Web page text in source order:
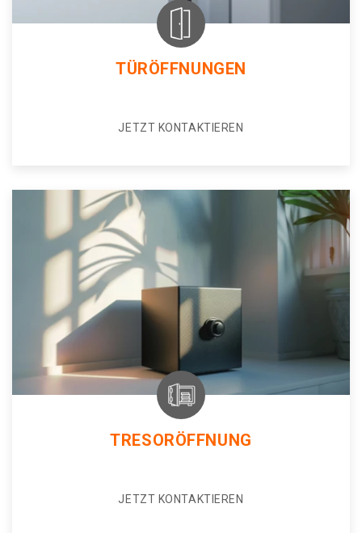
TÜRÖFFNUNGEN
JETZT KONTAKTIEREN
TRESORÖFFNUNG
JETZT KONTAKTIEREN